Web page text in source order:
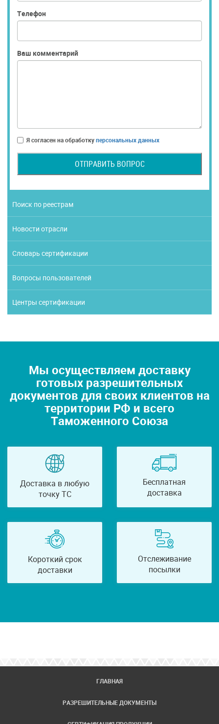
Телефон
Ваш комментарий
Я согласен на обработкуперсональных данных
ОТПРАВИТЬ ВОПРОС
Поиск по реестрам
Новости отрасли
Словарь сертификации
Вопросы пользователей
Центры сертификации
Мы осуществляем доставку
готовых разрешительных
документов для своих клиентов на
территории РФ и всего
Таможенного Союза
Доставка в любую
точку ТС
Бесплатная
доставка
Короткий срок
доставки
Отслеживание
посылки
ГЛАВНАЯ
РАЗРЕШИТЕЛЬНЫЕ ДОКУМЕНТЫ